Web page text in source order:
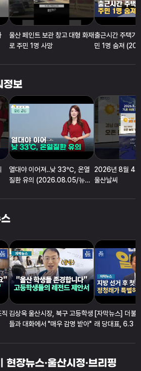
울산 페인트 보관 창고 대형 화재
로 주민 1명 사망
출근시간 주택가
민 1명 숨져
정보
열대야 이어져‥낮 33℃, 온열
질환 유의 (2026.08.05/뉴스
2026년 8월 4
울산날씨
김상욱 울산시장, 북구 고등학생
들과 대화에서 "매우 감명 받아"
[자막뉴스] 더불
래 당대표, 6.3
장뉴스·울산시정·브리핑